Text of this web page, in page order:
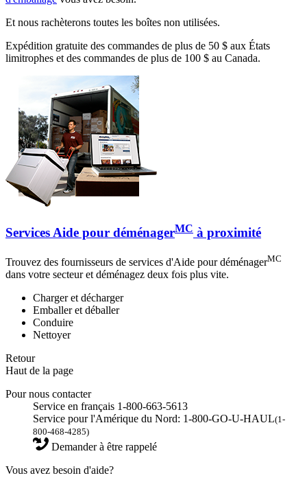
Et nous rachèterons toutes les boîtes non utilisées.
Expédition gratuite des commandes de plus de 50 $ aux États
limitrophes et des commandes de plus de 100 $ au Canada.
Services Aide pour déménagerMC à proximité
Trouvez des fournisseurs de services d'Aide pour déménagerMC
dans votre secteur et déménagez deux fois plus vite.
Charger et décharger
Emballer et déballer
Conduire
Nettoyer
Retour
Haut de la page
Pour nous contacter
Service en français 1-800-663-5613
Service pour l'Amérique du Nord: 1-800-GO-U-HAUL(1-
800-468-4285)
Demander à être rappelé
Vous avez besoin d'aide?